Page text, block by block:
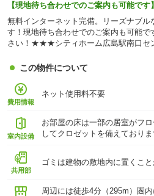
【現地待ち合わせでのご案内も可能です
無料インターネット完備。リーズナブ
す！現地待ち合わせでのご案内も可能
さい！★★★シティホーム広島駅南口セ
この物件について
費用情報
ネット使用料不要
室内設備
お部屋の床は一部の居室がフ
してクロゼットを備えておりま
共用部
ゴミは建物の敷地内に置くこと
周辺には徒歩4分（295m）圏